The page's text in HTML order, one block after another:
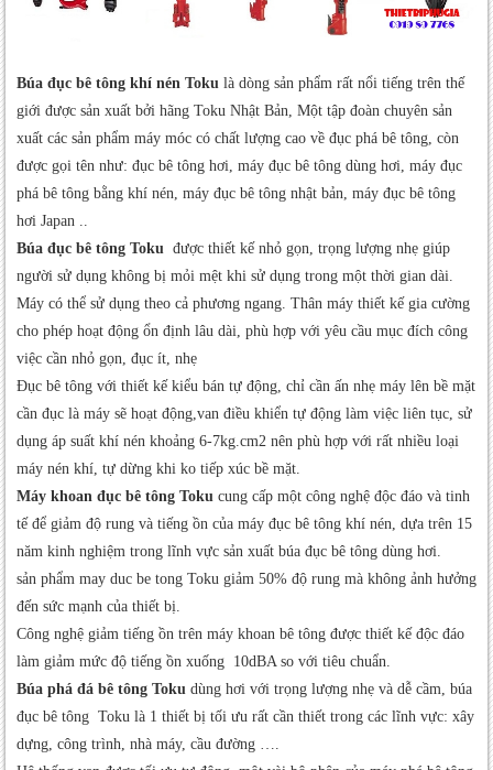
Búa đục bê tông khí nén Toku là dòng sản phẩm rất nổi tiếng trên thế
giới được sản xuất bởi hãng Toku Nhật Bản, Một tập đoàn chuyên sản
xuất các sản phẩm máy móc có chất lượng cao về đục phá bê tông, còn
được gọi tên như: đục bê tông hơi, máy đục bê tông dùng hơi, máy đục
phá bê tông bằng khí nén, máy đục bê tông nhật bản, máy đục bê tông
hơi Japan ..
Búa đục bê tông Toku được thiết kế nhỏ gọn, trọng lượng nhẹ giúp
người sử dụng không bị mỏi mệt khi sử dụng trong một thời gian dài.
Máy có thể sử dụng theo cả phương ngang. Thân máy thiết kế gia cường
cho phép hoạt động ổn định lâu dài, phù hợp với yêu cầu mục đích công
việc cần nhỏ gọn, đục ít, nhẹ
Đục bê tông với thiết kế kiểu bán tự động, chỉ cần ấn nhẹ máy lên bề mặt
cần đục là máy sẽ hoạt động,van điều khiển tự động làm việc liên tục, sử
dụng áp suất khí nén khoảng 6-7kg.cm2 nên phù hợp với rất nhiều loại
máy nén khí, tự dừng khi ko tiếp xúc bề mặt.
Máy khoan đục bê tông Toku cung cấp một công nghệ độc đáo và tinh
tế để giảm độ rung và tiếng ồn của máy đục bê tông khí nén, dựa trên 15
năm kinh nghiệm trong lĩnh vực sản xuất búa đục bê tông dùng hơi.
sản phẩm may duc be tong Toku giảm 50% độ rung mà không ảnh hưởng
đến sức mạnh của thiết bị.
Công nghệ giảm tiếng ồn trên máy khoan bê tông được thiết kế độc đáo
làm giảm mức độ tiếng ồn xuống 10dBA so với tiêu chuẩn.
Búa phá đá bê tông Toku dùng hơi với trọng lượng nhẹ và dễ cầm, búa
đục bê tông Toku là 1 thiết bị tối ưu rất cần thiết trong các lĩnh vực: xây
dựng, công trình, nhà máy, cầu đường ….